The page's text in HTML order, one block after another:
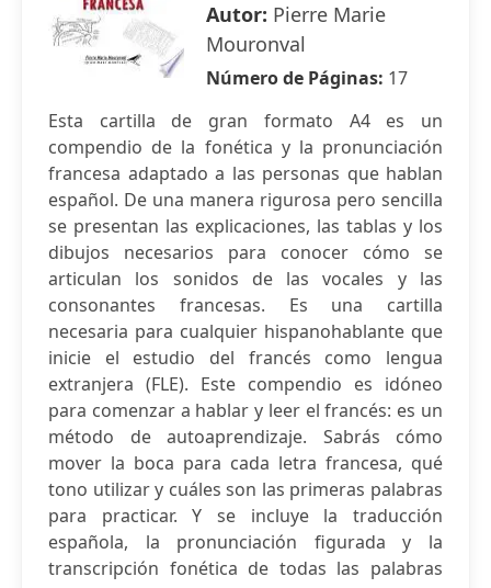
Autor: Pierre Marie
Mouronval
Número de Páginas: 17
Esta cartilla de gran formato A4 es un
compendio de la fonética y la pronunciación
francesa adaptado a las personas que hablan
español. De una manera rigurosa pero sencilla
se presentan las explicaciones, las tablas y los
dibujos necesarios para conocer cómo se
articulan los sonidos de las vocales y las
consonantes francesas. Es una cartilla
necesaria para cualquier hispanohablante que
inicie el estudio del francés como lengua
extranjera (FLE). Este compendio es idóneo
para comenzar a hablar y leer el francés: es un
método de autoaprendizaje. Sabrás cómo
mover la boca para cada letra francesa, qué
tono utilizar y cuáles son las primeras palabras
para practicar. Y se incluye la traducción
española, la pronunciación figurada y la
transcripción fonética de todas las palabras